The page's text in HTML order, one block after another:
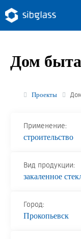
Управляющая
Инженер Стеклов
Политика в
Реквизиты
Дом быта
Проекты
Применение:
строительство
Вид продукции:
закаленное
Город:
Прокопьевск